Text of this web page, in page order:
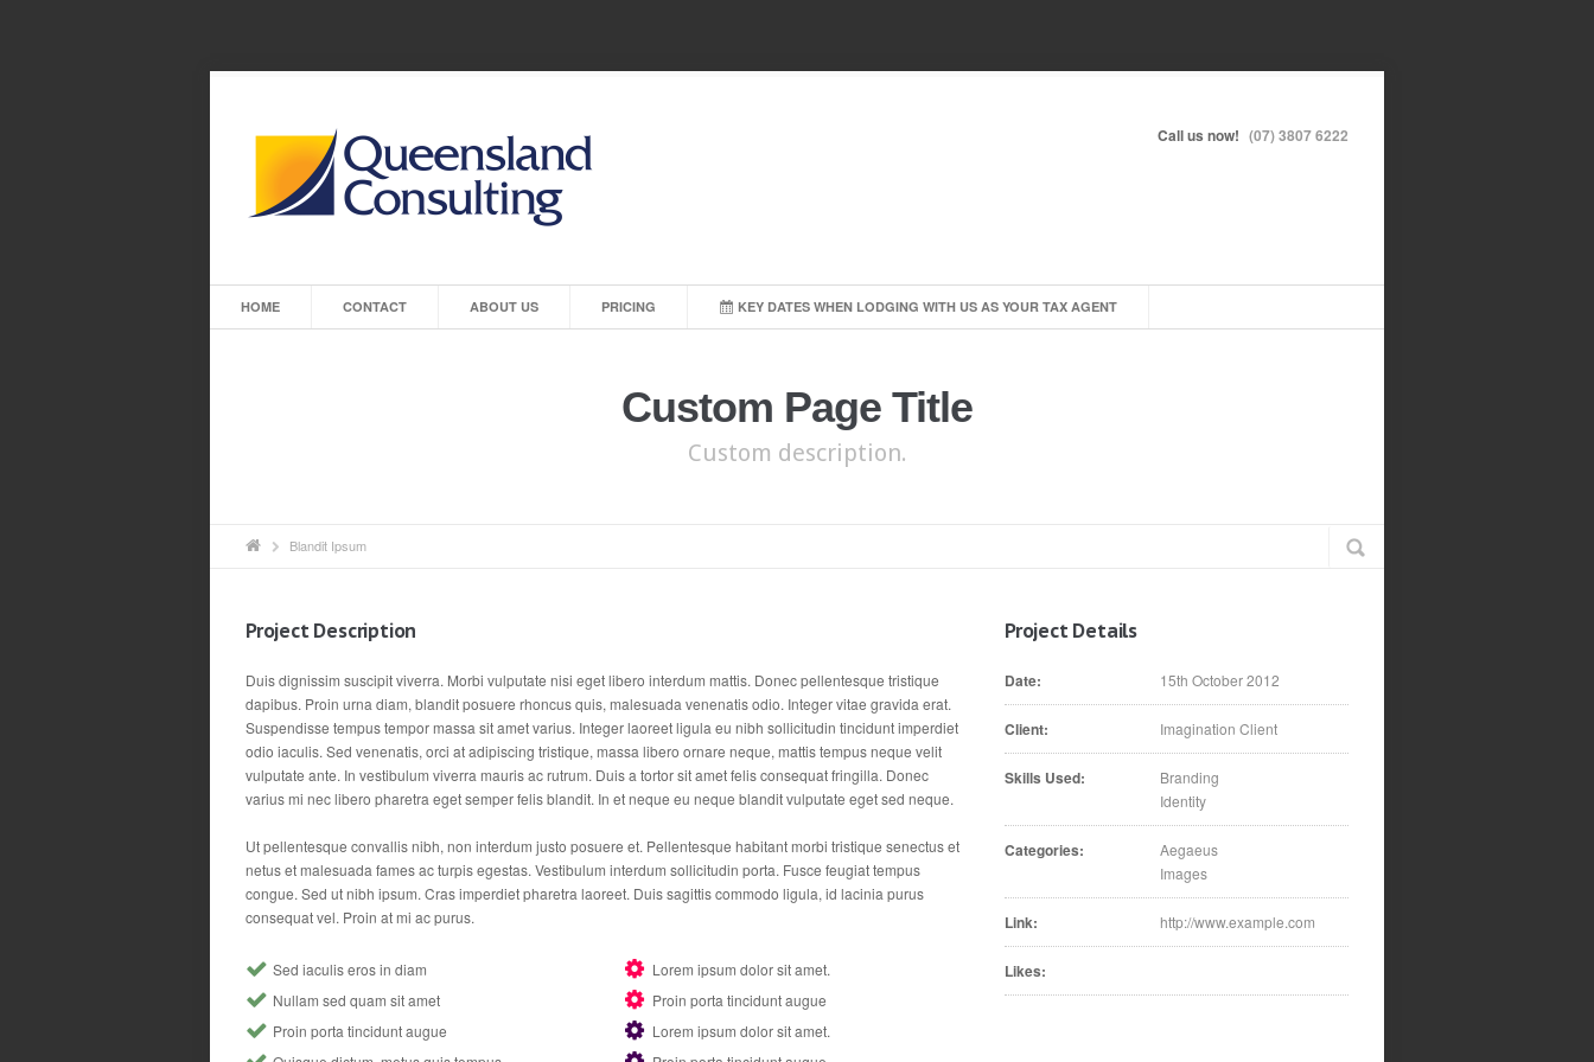
Call us now! (07) 3807 6222
HOME CONTACT ABOUT US PRICING KEY DATES WHEN LODGING WITH US AS YOUR TAX AGENT
Custom Page Title
Custom description.
Blandit Ipsum
Project Description
Duis dignissim suscipit viverra. Morbi vulputate nisi eget libero interdum mattis. Donec pellentesque tristique
dapibus. Proin urna diam, blandit posuere rhoncus quis, malesuada venenatis odio. Integer vitae gravida erat.
Suspendisse tempus tempor massa sit amet varius. Integer laoreet ligula eu nibh sollicitudin tincidunt imperdiet
odio iaculis. Sed venenatis, orci at adipiscing tristique, massa libero ornare neque, mattis tempus neque velit
vulputate ante. In vestibulum viverra mauris ac rutrum. Duis a tortor sit amet felis consequat fringilla. Donec
varius mi nec libero pharetra eget semper felis blandit. In et neque eu neque blandit vulputate eget sed neque.
Ut pellentesque convallis nibh, non interdum justo posuere et. Pellentesque habitant morbi tristique senectus et
netus et malesuada fames ac turpis egestas. Vestibulum interdum sollicitudin porta. Fusce feugiat tempus
congue. Sed ut nibh ipsum. Cras imperdiet pharetra laoreet. Duis sagittis commodo ligula, id lacinia purus
consequat vel. Proin at mi ac purus.
Sed iaculis eros in diam
Nullam sed quam sit amet
Proin porta tincidunt augue
Lorem ipsum dolor sit amet.
Proin porta tincidunt augue
Lorem ipsum dolor sit amet.
Project Details
Date: 15th October 2012
Client: Imagination Client
Skills Used:
Branding
Identity
Categories:
Aegaeus
Images
Link: http://www.example.com
Likes: